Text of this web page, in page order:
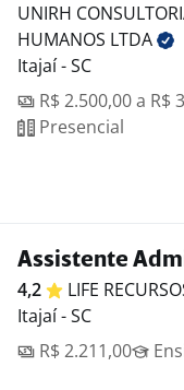
UNIRH
HUMANOS LTDA
Itajaí - SC
R$ 2.500,00 a R$
Presencial
Assistente
4,2 LIFE
Itajaí - SC
R$ 2.211,00